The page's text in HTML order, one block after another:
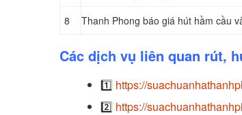
8 Thanh Phong báo giá hút hầm cầu
Các dịch vụ liên quan rút,
1️⃣ https://
2️⃣ https://